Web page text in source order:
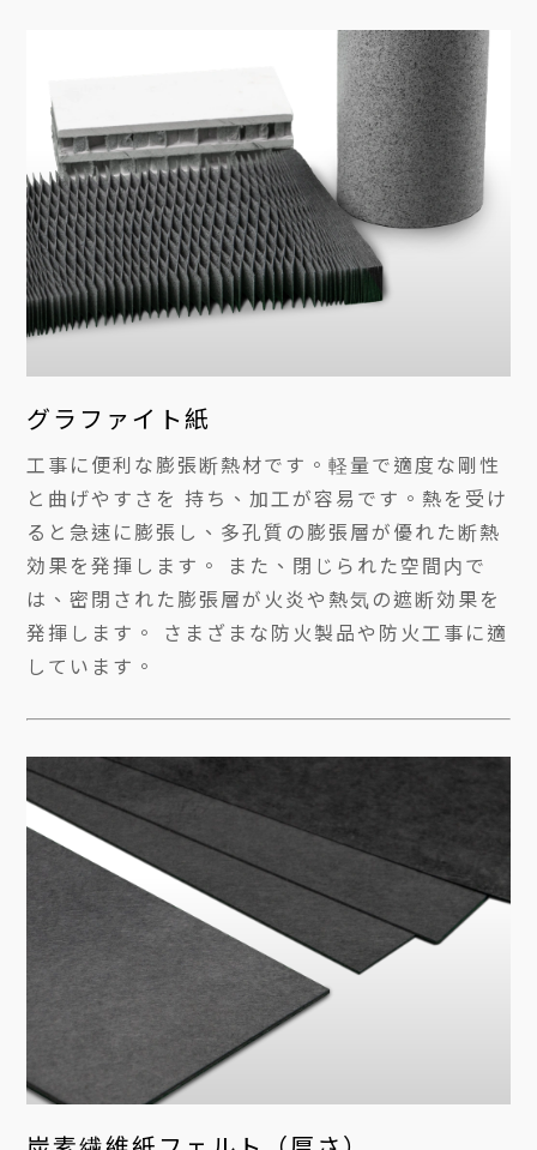
グラファイト紙
工事に便利な膨張断熱材です。軽量で適度な剛性
と曲げやすさを 持ち、加工が容易です。熱を受け
ると急速に膨張し、多孔質の膨張層が優れた断熱
効果を発揮します。 また、閉じられた空間内で
は、密閉された膨張層が火炎や熱気の遮断効果を
発揮します。 さまざまな防火製品や防火工事に適
しています。